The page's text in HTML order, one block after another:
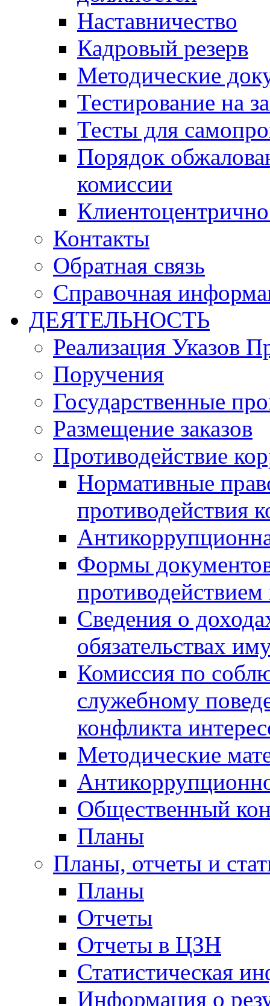
Наставничество
Кадровый резерв
Методические
Тестирование на
Тесты для
Порядок
комиссии
Контакты
Обратная связь
Справочная
ДЕЯТЕЛЬНОСТЬ
Реализация Указов
Поручения
Государственные
Размещение заказов
Противодействие
Нормативные
противодействия
Формы
Сведения о
обязательствах
Комиссия по
служебному
конфликта
Методические
Общественный
Планы
Планы, отчеты и
Планы
Отчеты
Отчеты в ЦЗН
Статистическая
Информация о